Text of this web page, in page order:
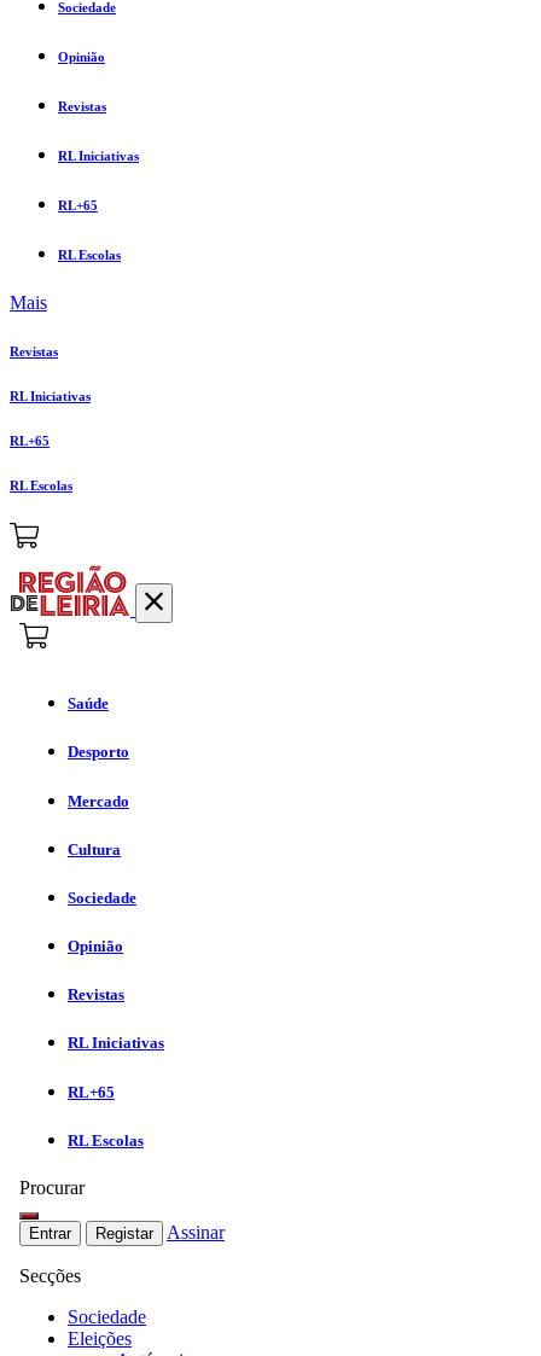
Sociedade
Opinião
Revistas
RL Iniciativas
RL+65
RL Escolas
Mais
Revistas
RL Iniciativas
RL+65
RL Escolas
Saúde
Desporto
Mercado
Cultura
Sociedade
Opinião
Revistas
RL Iniciativas
RL+65
RL Escolas
Procurar
Entrar Registar Assinar
Secções
Sociedade
Eleições